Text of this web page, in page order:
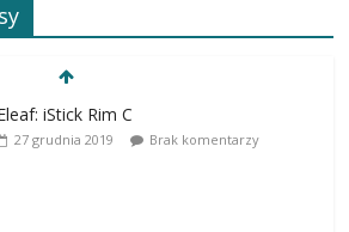
iStick Rim C
27 grudnia 2019 Brak komentarzy